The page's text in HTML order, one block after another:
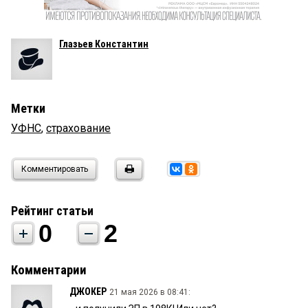
Глазьев Константин
Метки
УФНС, страхование
Комментировать
Рейтинг статьи
0 2
Комментарии
ДЖОКЕР 21 мая 2026 в 08:41: